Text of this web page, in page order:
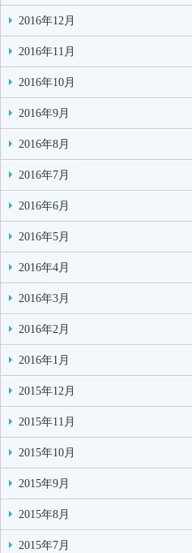
2016年12月
2016年11月
2016年10月
2016年9月
2016年8月
2016年7月
2016年6月
2016年5月
2016年4月
2016年3月
2016年2月
2016年1月
2015年12月
2015年11月
2015年10月
2015年9月
2015年8月
2015年7月